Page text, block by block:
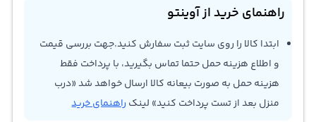
راهنمای خرید از آوینتو
ابتدا کالا را روی سایت ثبت سفارش کنید.جهت بررسی قیمت
و اطلاع هزینه حمل حتما تماس بگیرید، با پرداخت فقط
هزینه حمل به صورت بیعانه کالا ارسال خواهد شد «درب
منزل بعد از تست پرداخت کنید» لینک راهنمای خرید